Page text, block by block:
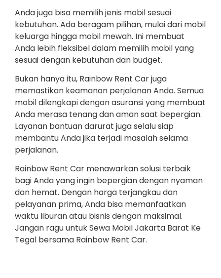
Anda juga bisa memilih jenis mobil sesuai
kebutuhan. Ada beragam pilihan, mulai dari mobil
keluarga hingga mobil mewah. Ini membuat
Anda lebih fleksibel dalam memilih mobil yang
sesuai dengan kebutuhan dan budget.
Bukan hanya itu, Rainbow Rent Car juga
memastikan keamanan perjalanan Anda. Semua
mobil dilengkapi dengan asuransi yang membuat
Anda merasa tenang dan aman saat bepergian.
Layanan bantuan darurat juga selalu siap
membantu Anda jika terjadi masalah selama
perjalanan.
Rainbow Rent Car menawarkan solusi terbaik
bagi Anda yang ingin bepergian dengan nyaman
dan hemat. Dengan harga terjangkau dan
pelayanan prima, Anda bisa memanfaatkan
waktu liburan atau bisnis dengan maksimal.
Jangan ragu untuk Sewa Mobil Jakarta Barat Ke
Tegal bersama Rainbow Rent Car.